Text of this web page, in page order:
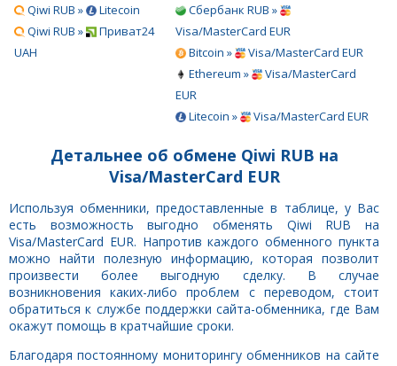
Qiwi RUB »
Litecoin
Qiwi RUB »
Приват24
UAH
Сбербанк RUB »
Visa/MasterCard EUR
Bitcoin »
Visa/MasterCard EUR
Ethereum »
Visa/MasterCard
EUR
Litecoin »
Visa/MasterCard EUR
Детальнее об обмене Qiwi RUB на
Visa/MasterCard EUR
Используя обменники, предоставленные в таблице, у Вас
есть возможность выгодно обменять Qiwi RUB на
Visa/MasterCard EUR. Напротив каждого обменного пункта
можно найти полезную информацию, которая позволит
произвести более выгодную сделку. В случае
возникновения каких-либо проблем с переводом, стоит
обратиться к службе поддержки сайта-обменника, где Вам
окажут помощь в кратчайшие сроки.
Благодаря постоянному мониторингу обменников на сайте